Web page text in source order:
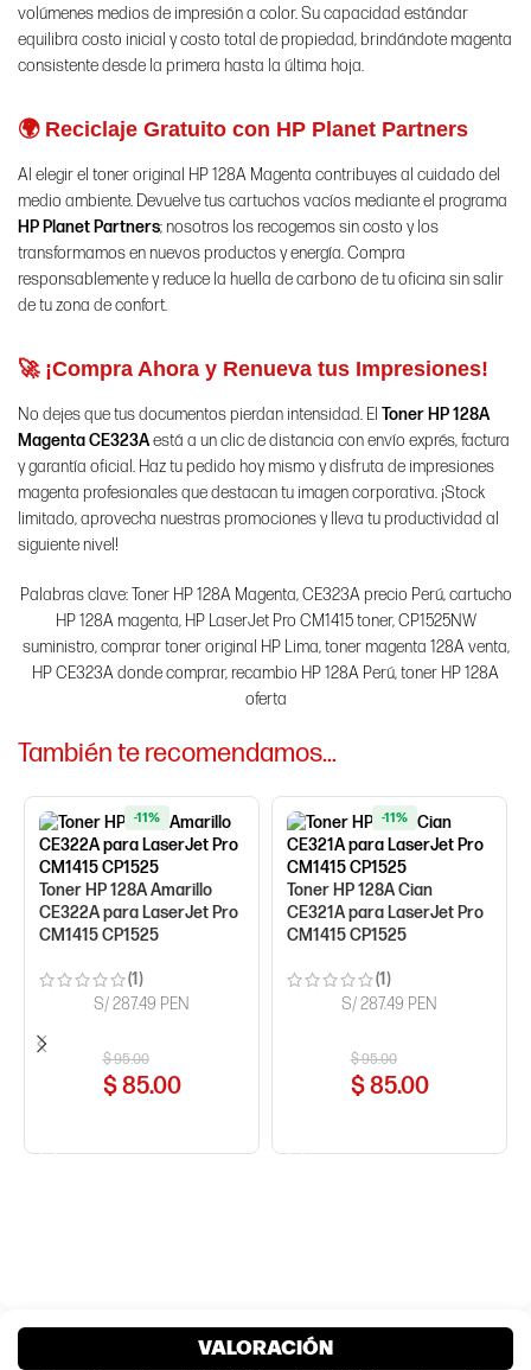
volúmenes medios de impresión a color. Su capacidad estándar
equilibra costo inicial y costo total de propiedad, brindándote magenta
consistente desde la primera hasta la última hoja.
🌍 Reciclaje Gratuito con HP Planet Partners
Al elegir el toner original HP 128A Magenta contribuyes al cuidado del
medio ambiente. Devuelve tus cartuchos vacíos mediante el programa
HP Planet Partners; nosotros los recogemos sin costo y los
transformamos en nuevos productos y energía. Compra
responsablemente y reduce la huella de carbono de tu oficina sin salir
de tu zona de confort.
🚀 ¡Compra Ahora y Renueva tus Impresiones!
No dejes que tus documentos pierdan intensidad. El Toner HP 128A
Magenta CE323Aestá a un clic de distancia con envío exprés, factura
y garantía oficial. Haz tu pedido hoy mismo y disfruta de impresiones
magenta profesionales que destacan tu imagen corporativa. ¡Stock
limitado, aprovecha nuestras promociones y lleva tu productividad al
siguiente nivel!
Palabras clave: Toner HP 128A Magenta, CE323A precio Perú, cartucho
HP 128A magenta, HP LaserJet Pro CM1415 toner, CP1525NW
suministro, comprar toner original HP Lima, toner magenta 128A venta,
HP CE323A donde comprar, recambio HP 128A Perú, toner HP 128A
oferta
También te recomendamos…
Toner HP 128A Amarillo
CE322A para LaserJet Pro
CM1415 CP1525
(1)
$95.00
$85.00
-11%
S/ 287.49 PEN
Toner HP 128A Cian
CE321A para LaserJet Pro
CM1415 CP1525
(1)
$95.00
$85.00
-11%
S/ 287.49 PEN
VALORACIÓN